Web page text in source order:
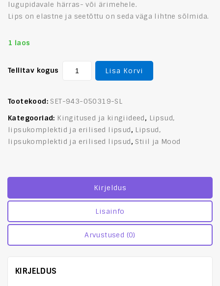
lugupidavale härras- või ärimehele.
Lips on elastne ja seetõttu on seda väga lihtne sõlmida.
1 laos
Tellitav kogus Lisa Korvi
Tootekood: SET-943-050319-SL
Kategooriad: Kingitused ja kingiideed, Lipsud,
lipsukomplektid ja erilised lipsud, Lipsud,
lipsukomplektid ja erilised lipsud, Stiil ja Mood
Kirjeldus
Lisainfo
Arvustused (0)
KIRJELDUS